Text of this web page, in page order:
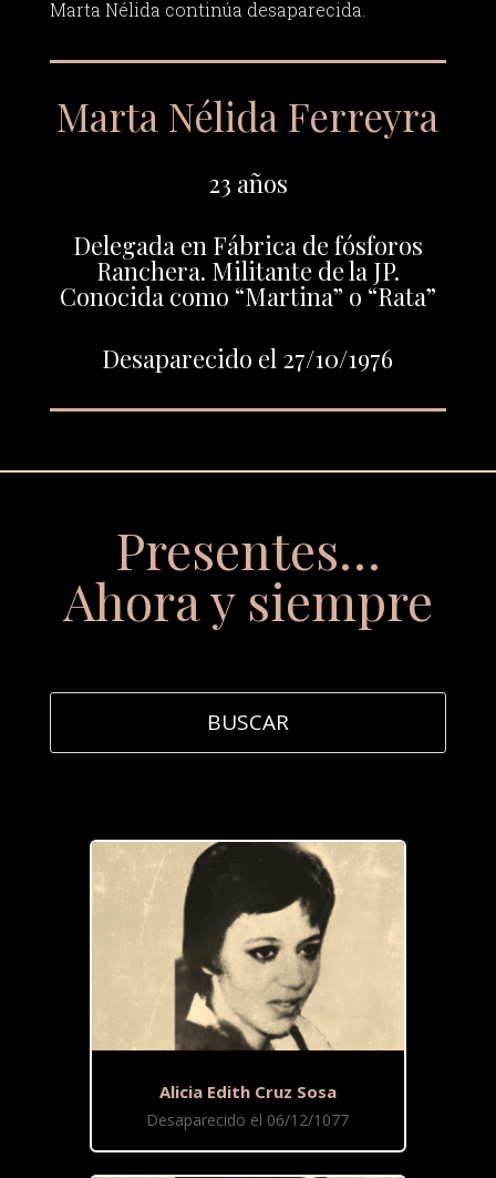
Marta Nélida continúa desaparecida.
Marta Nélida Ferreyra
23 años
Delegada en Fábrica de fósforos
Ranchera. Militante de la JP.
Conocida como “Martina” o “Rata”
Desaparecido el 27/10/1976
Presentes…
Ahora y siempre
Alicia Edith Cruz Sosa
Desaparecido el 06/12/1077